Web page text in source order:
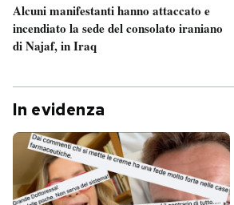
Alcuni manifestanti hanno attaccato e
incendiato la sede del consolato iraniano
di Najaf, in Iraq
In evidenza